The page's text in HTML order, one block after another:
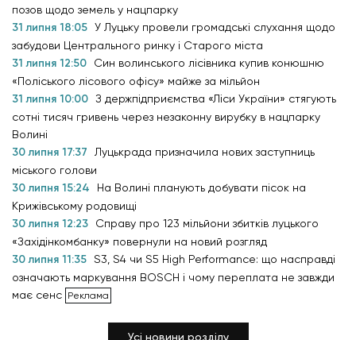
позов щодо земель у нацпарку
31 липня 18:05 У Луцьку провели громадські слухання щодо
забудови Центрального ринку і Старого міста
31 липня 12:50
Син волинського лісівника купив конюшню
«Поліського лісового офісу» майже за мільйон
31 липня 10:00 З держпідприємства «Ліси України» стягують
сотні тисяч гривень через незаконну вирубку в нацпарку
Волині
30 липня 17:37
Луцькрада призначила нових заступниць
міського голови
30 липня 15:24
На Волині планують добувати пісок на
Крижівському родовищі
30 липня 12:23
Справу про 123 мільйони збитків луцького
«Західінкомбанку» повернули на новий розгляд
30 липня 11:35 S3, S4 чи S5 High Performance: що насправді
означають маркування BOSCH і чому переплата не завжди
має сенс
Усі новини розділу